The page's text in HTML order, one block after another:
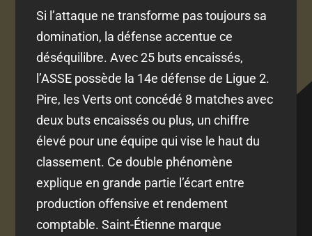
Si l’attaque ne transforme pas toujours sa
domination, la défense accentue ce
déséquilibre. Avec 25 buts encaissés,
l’ASSE possède la 14e défense de Ligue 2.
Pire, les Verts ont concédé 8 matches avec
deux buts encaissés ou plus, un chiffre
élevé pour une équipe qui vise le haut du
classement. Ce double phénomène
explique en grande partie l’écart entre
production offensive et rendement
comptable. Saint-Étienne marque